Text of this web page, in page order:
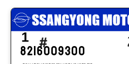
1
8216009300